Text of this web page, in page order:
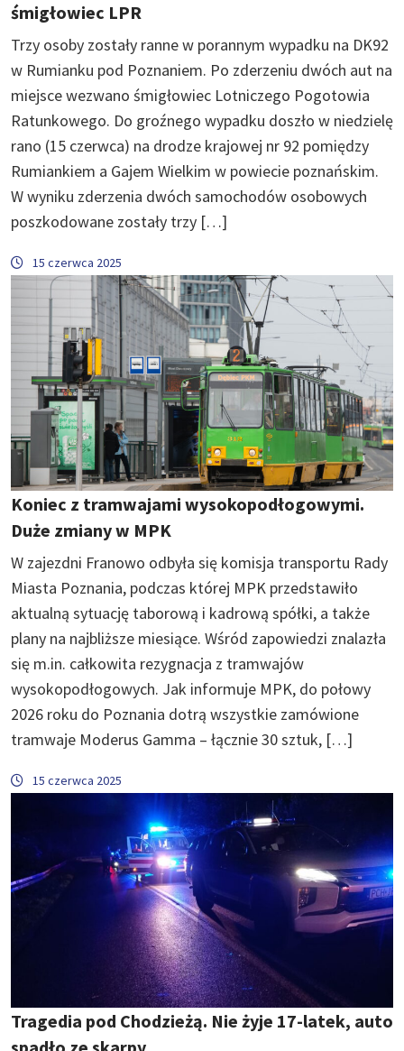
śmigłowiec LPR
Trzy osoby zostały ranne w porannym wypadku na DK92
w Rumianku pod Poznaniem. Po zderzeniu dwóch aut na
miejsce wezwano śmigłowiec Lotniczego Pogotowia
Ratunkowego. Do groźnego wypadku doszło w niedzielę
rano (15 czerwca) na drodze krajowej nr 92 pomiędzy
Rumiankiem a Gajem Wielkim w powiecie poznańskim.
W wyniku zderzenia dwóch samochodów osobowych
poszkodowane zostały trzy […]
15 czerwca 2025
Koniec z tramwajami wysokopodłogowymi.
Duże zmiany w MPK
W zajezdni Franowo odbyła się komisja transportu Rady
Miasta Poznania, podczas której MPK przedstawiło
aktualną sytuację taborową i kadrową spółki, a także
plany na najbliższe miesiące. Wśród zapowiedzi znalazła
się m.in. całkowita rezygnacja z tramwajów
wysokopodłogowych. Jak informuje MPK, do połowy
2026 roku do Poznania dotrą wszystkie zamówione
tramwaje Moderus Gamma – łącznie 30 sztuk, […]
15 czerwca 2025
Tragedia pod Chodzieżą. Nie żyje 17-latek, auto